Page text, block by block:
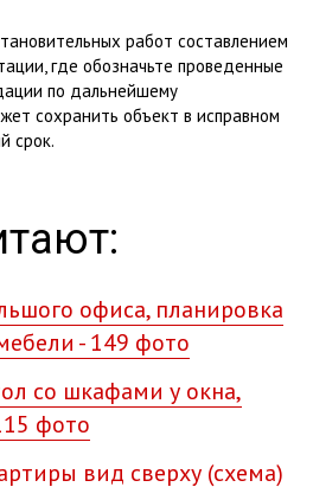
работ составлением
где обозначьте проведенные
по дальнейшему
сохранить объект в исправном
срок.
офиса, планировка
- 149 фото
со шкафами у окна,
фото
вид сверху (схема)